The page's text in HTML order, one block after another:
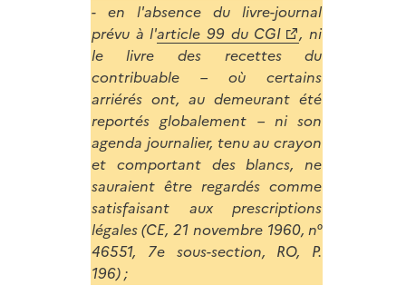
- en l'absence du livre-journal
prévu à l'article 99 du CGI
, ni
le livre des recettes du
contribuable – où certains
arriérés ont, au demeurant été
reportés globalement – ni son
agenda journalier, tenu au crayon
et comportant des blancs, ne
sauraient être regardés comme
satisfaisant aux prescriptions
légales (CE, 21 novembre 1960, n°
46551, 7e sous-section, RO, P.
196) ;